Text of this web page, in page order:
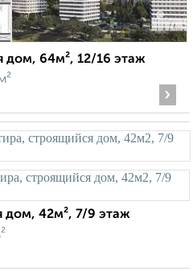
дом, 64м², 12/16 этаж
›
дом, 42м², 7/9 этаж